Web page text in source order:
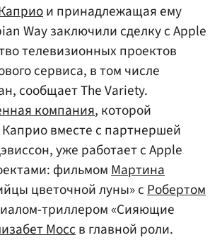
и принадлежащая ему
Way заключили сделку с Apple
телевизионных проектов
сервиса, в том числе
сообщает The Variety.
компания, которой
вместе с партнершей
уже работает с Apple
фильмомМартина
цветочной луны» сРобертом
триллером «Сияющие
Моссв главной роли.